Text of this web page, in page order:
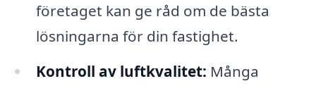
företaget kan ge råd om de bästa
lösningarna för din fastighet.
Kontroll av luftkvalitet: Många